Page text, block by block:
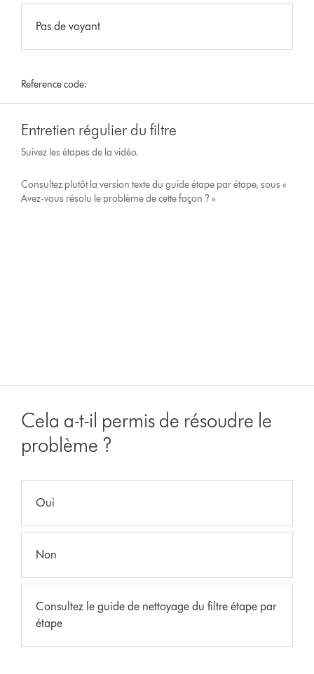
Pas de voyant
Reference code:
Entretien régulier du filtre
Suivez les étapes de la vidéo.
Consultez plutôt la version texte du guide étape par étape, sous «
Avez-vous résolu le problème de cette façon ? »
Cela a-t-il permis de résoudre le
problème ?
Oui
Non
Consultez le guide de nettoyage du filtre étape par
étape